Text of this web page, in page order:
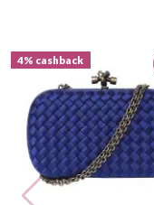
4% cashback